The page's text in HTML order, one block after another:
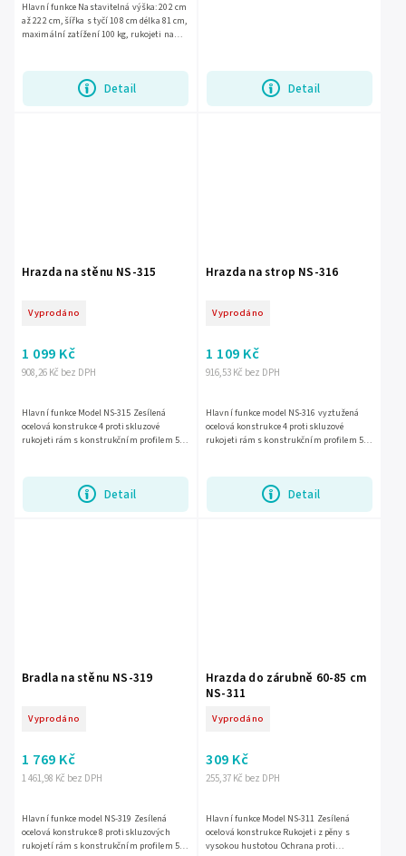
Detail
Hlavní funkce Nastavitelná výška: 202 cm
až 222 cm, šířka s tyčí 108 cm délka 81 cm,
maximální zatížení 100 kg, rukojeti na
Detail
Hrazda na stěnu NS-315
Vyprodáno
908,26 Kč bez DPH
1 099 Kč
Detail
Hlavní funkce Model NS-315 Zesílená
ocelová konstrukce 4 protiskluzové
rukojeti rám s konstrukčním profilem 50
Hrazda na strop NS-316
Vyprodáno
916,53 Kč bez DPH
1 109 Kč
Detail
Hlavní funkce model NS-316 vyztužená
ocelová konstrukce 4 protiskluzové
rukojeti rám s konstrukčním profilem 50
Bradla na stěnu NS-319
Vyprodáno
1 461,98 Kč bez DPH
1 769 Kč
Hlavní funkce model NS-319 Zesílená
ocelová konstrukce 8 protiskluzových
rukojetí rám s konstrukčním profilem 50
Hrazda do zárubně 60-85 cm
NS-311
Vyprodáno
255,37 Kč bez DPH
309 Kč
Hlavní funkce Model NS-311 Zesílená
ocelová konstrukce Rukojeti z pěny s
vysokou hustotou Ochrana proti